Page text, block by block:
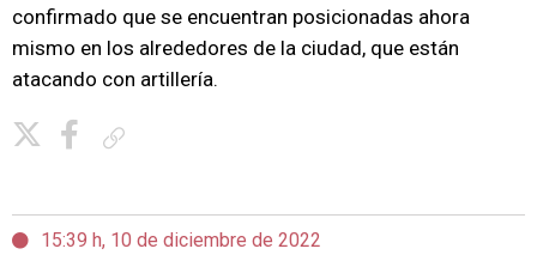
confirmado que se encuentran posicionadas ahora
mismo en los alrededores de la ciudad, que están
atacando con artillería.
15:39 h, 10 de diciembre de 2022